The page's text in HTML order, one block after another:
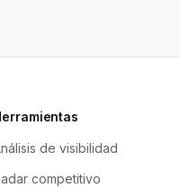
de visibilidad
competitivo